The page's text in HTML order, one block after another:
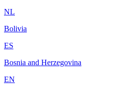
NL
Bolivia
ES
Bosnia and Herzegovina
EN